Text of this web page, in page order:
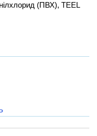
(ПВХ), TEEL